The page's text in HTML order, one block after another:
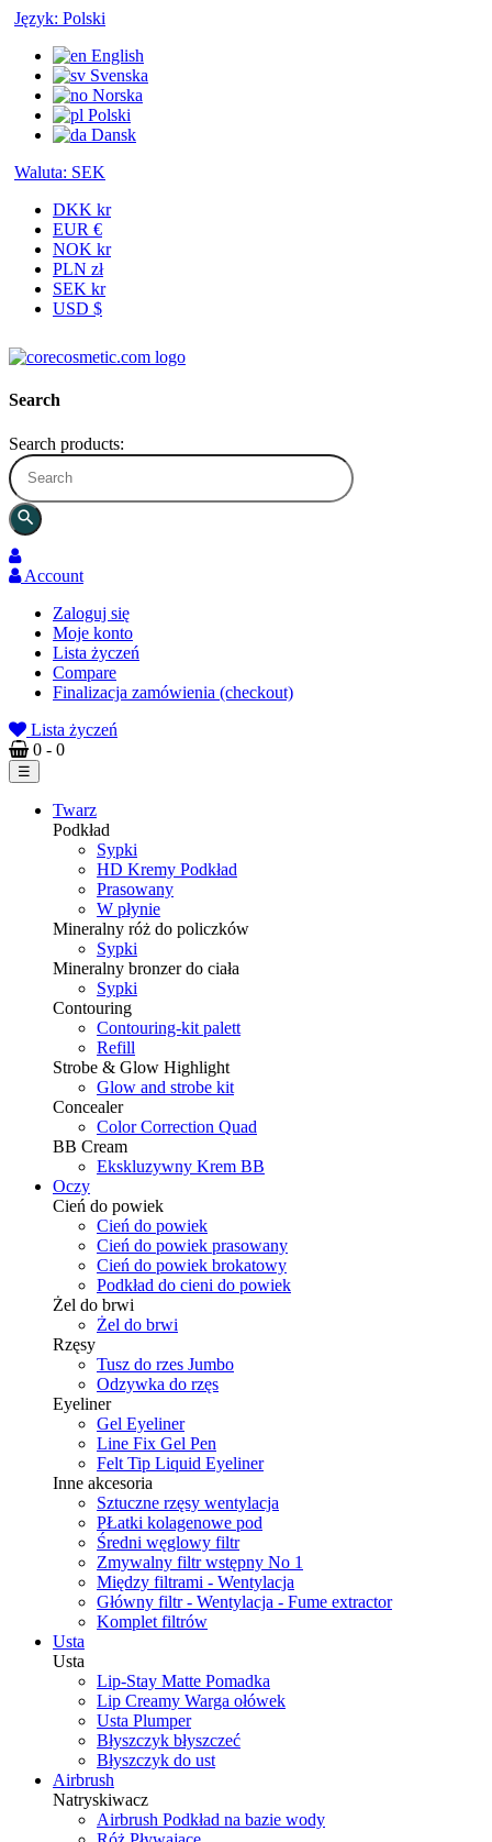
Język: Polski
English
Svenska
Norska
Polski
Dansk
Waluta: SEK
DKK kr
EUR €
NOK kr
PLN zł
SEK kr
USD $
Search
Search products:
search
Account
Zaloguj się
Moje konto
Lista życzeń
Compare
Finalizacja zamówienia (checkout)
Lista życzeń
0 - 0
Toggle
navigation
☰
Twarz
Podkład
Sypki
HD Kremy Podkład
Prasowany
W płynie
Mineralny róż do policzków
Sypki
Mineralny bronzer do ciała
Sypki
Contouring
Contouring-kit palett
Refill
Strobe & Glow Highlight
Glow and strobe kit
Concealer
Color Correction Quad
BB Cream
Ekskluzywny Krem BB
Oczy
Cień do powiek
Cień do powiek
Cień do powiek prasowany
Cień do powiek brokatowy
Podkład do cieni do powiek
Żel do brwi
Żel do brwi
Rzęsy
Tusz do rzes Jumbo
Odzywka do rzęs
Eyeliner
Gel Eyeliner
Line Fix Gel Pen
Felt Tip Liquid Eyeliner
Inne akcesoria
Sztuczne rzęsy wentylacja
PŁatki kolagenowe pod
Średni węglowy filtr
Zmywalny filtr wstępny No 1
Między filtrami - Wentylacja
Główny filtr - Wentylacja - Fume extractor
Komplet filtrów
Usta
Usta
Lip-Stay Matte Pomadka
Lip Creamy Warga ołówek
Usta Plumper
Błyszczyk błyszczeć
Błyszczyk do ust
Airbrush
Natryskiwacz
Airbrush Podkład na bazie wody